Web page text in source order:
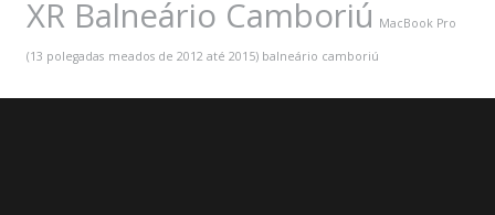
XR Balneário Camboriú MacBook Pro
(13 polegadas meados de 2012 até 2015) balneário camboriú